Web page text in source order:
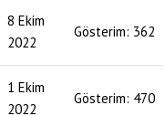
8 Ekim
2022
Gösterim: 362
1 Ekim
2022
Gösterim: 470